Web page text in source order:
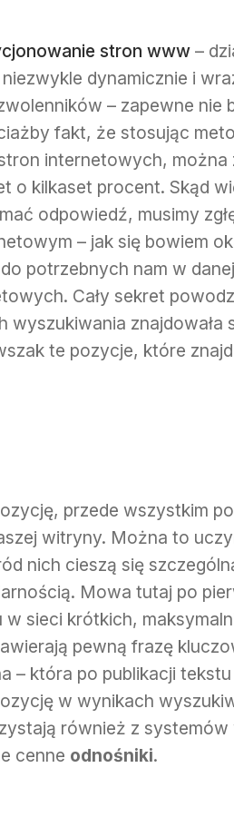
stron www –
dynamicznie i
– zapewne nie
fakt, że stosując
internetowych, można
o kilkaset procent. Skąd
odpowiedź, musimy
– jak się bowiem
potrzebnych nam w
Cały sekret
znajdowała
te pozycje, które
przede wszystkim
witryny. Można to
nich cieszą się
Mowa tutaj po
sieci krótkich,
pewną frazę
– która po publikacji
w wynikach
również z systemów
cenne odnośniki.